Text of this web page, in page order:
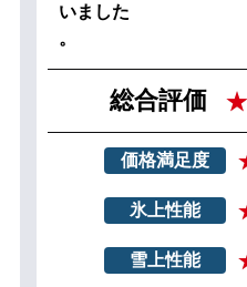
いました
。
総合評価
価格満足度
氷上性能
雪上性能